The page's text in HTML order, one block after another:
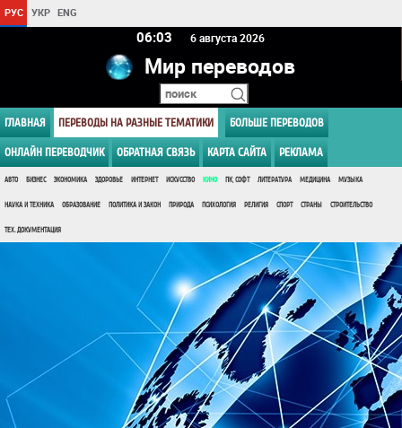
РУС УКР ENG
06 03 6 августа 2026
Мир переводов
ГЛАВНАЯ ПЕРЕВОДЫ НА РАЗНЫЕ ТЕМАТИКИ БОЛЬШЕ ПЕРЕВОДОВ
ОНЛАЙН ПЕРЕВОДЧИК ОБРАТНАЯ СВЯЗЬ КАРТА САЙТА РЕКЛАМА
АВТО БИЗНЕС ЭКОНОМИКА ЗДОРОВЬЕ ИНТЕРНЕТ ИСКУССТВО КИНО ПК, СОФТ ЛИТЕРАТУРА МЕДИЦИНА МУЗЫКА
НАУКА И ТЕХНИКА ОБРАЗОВАНИЕ ПОЛИТИКА И ЗАКОН ПРИРОДА ПСИХОЛОГИЯ РЕЛИГИЯ СПОРТ СТРАНЫ СТРОИТЕЛЬСТВО
ТЕХ. ДОКУМЕНТАЦИЯ